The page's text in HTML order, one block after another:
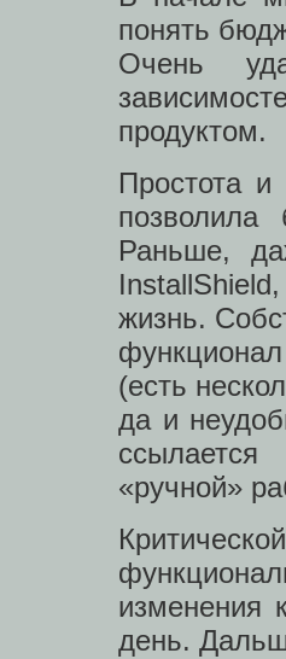
понять
Очень
продуктом.
Простота и
Раньше,
жизнь.
(есть
да и
ссылается
«ручной»
изменения
день.